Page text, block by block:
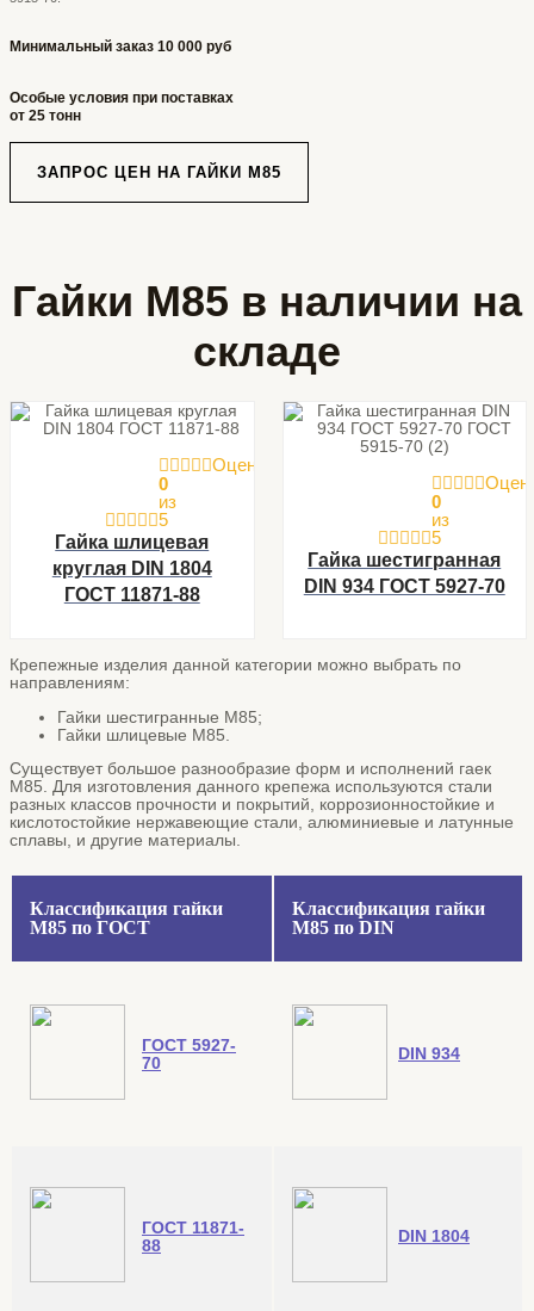
Минимальный заказ 10 000 руб
Особые условия при поставках
от 25 тонн
ЗАПРОС ЦЕН НА ГАЙКИ М85
Гайки М85 в наличии на
складе
Оценка
0
из
5
Гайка шлицевая
круглая DIN 1804
ГОСТ 11871-88
0
из
5
Гайка шестигранная
DIN 934 ГОСТ 5927-70
Крепежные изделия данной категории можно выбрать по
направлениям:
Гайки шестигранные М85;
Гайки шлицевые М85.
Существует большое разнообразие форм и исполнений гаек
М85. Для изготовления данного крепежа используются стали
разных классов прочности и покрытий, коррозионностойкие и
кислотостойкие нержавеющие стали, алюминиевые и латунные
сплавы, и другие материалы.
Классификация гайки
М85 по ГОСТ
Классификация гайки
М85 по DIN
ГОСТ 5927-
70
DIN 934
ГОСТ 11871-
88
DIN 1804